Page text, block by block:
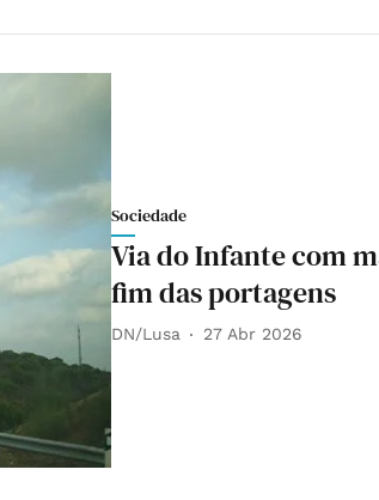
Sociedade
Via do Infante com
fim das portagens
DN/Lusa 27 Abr 2026